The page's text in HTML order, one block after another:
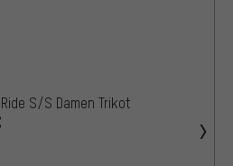
Ride S/S Damen Trikot